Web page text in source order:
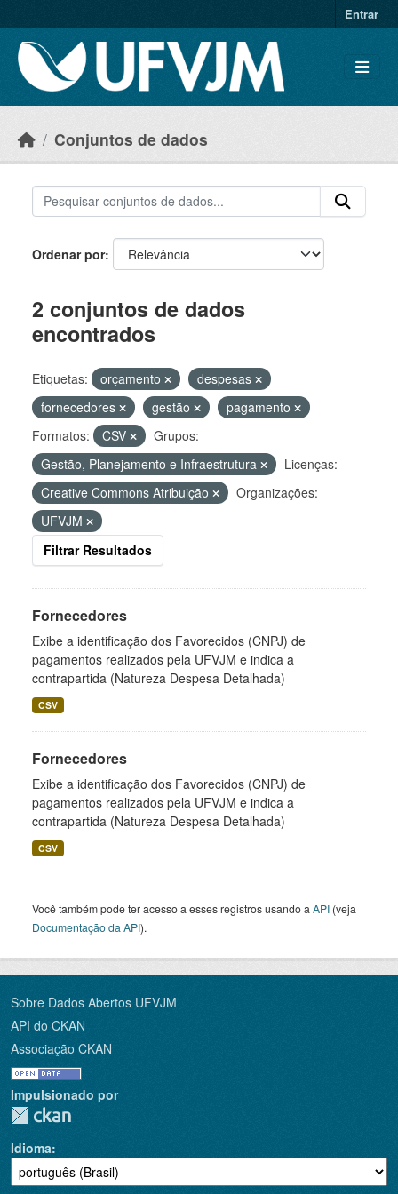
Entrar
Conjuntos de dados
Ordenar por
2 conjuntos de dados
encontrados
Etiquetas: orçamento
despesas
fornecedores
gestão
pagamento
Formatos:
CSV
Grupos:
Gestão, Planejamento e Infraestrutura
Licenças:
Creative Commons Atribuição
Organizações:
UFVJM
Filtrar Resultados
Fornecedores
Exibe a identificação dos Favorecidos (CNPJ) de
pagamentos realizados pela UFVJM e indica a
contrapartida (Natureza Despesa Detalhada)
CSV
Fornecedores
Exibe a identificação dos Favorecidos (CNPJ) de
pagamentos realizados pela UFVJM e indica a
contrapartida (Natureza Despesa Detalhada)
CSV
Você também pode ter acesso a esses registros usando a API (veja
Documentação da API).
Sobre Dados Abertos UFVJM
API do CKAN
Associação CKAN
Impulsionado por
Idioma